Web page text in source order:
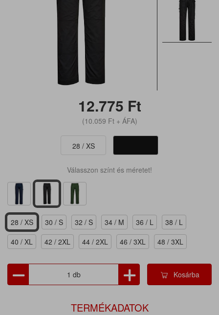
12.775 Ft
(10.059 Ft+ ÁFA)
28 / XS
Válasszon színt és méretet!
28 / XS 30 / S 32 / S 34 / M 36 / L
38 / L
40 / XL
42 / 2XL 44 / 2XL 46 / 3XL 48 / 3XL
Kosárba
TERMÉKADATOK